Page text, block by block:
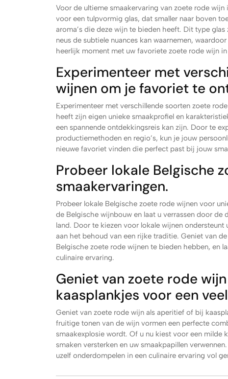
Voor de ultieme smaakervaring van zoete rode
voor een tulpvormig glas, dat smaller naar boven
aroma’s die deze wijn te bieden heeft. Dit type
neus de subtiele nuances kan waarnemen,
heerlijk moment met uw favoriete zoete rode wijn
Experimenteer met
wijnen om je favoriet te
Experimenteer met verschillende soorten zoete
heeft zijn eigen unieke smaakprofiel en
een spannende ontdekkingsreis kan zijn. Door te
productiemethoden en regio’s, kun je jouw
nieuwe favoriet vinden die perfect past bij jouw
Probeer lokale Belgische
smaakervaringen.
Probeer lokale Belgische zoete rode wijnen voor
de Belgische wijnbouw en laat u verrassen door
land. Door te kiezen voor lokale wijnen
aan het behoud van een rijke traditie. Geniet van
Belgische zoete rode wijnen te bieden hebben, en
culinaire ervaring.
Geniet van zoete rode
kaasplankjes voor een
Geniet van zoete rode wijn als aperitief of bij
fruitige tonen van de wijn vormen een perfecte
smaakexplosie wordt. Of u nu kiest voor een milde
smaken versterken en uw smaakpapillen
uzelf onderdompelen in een culinaire ervaring vol